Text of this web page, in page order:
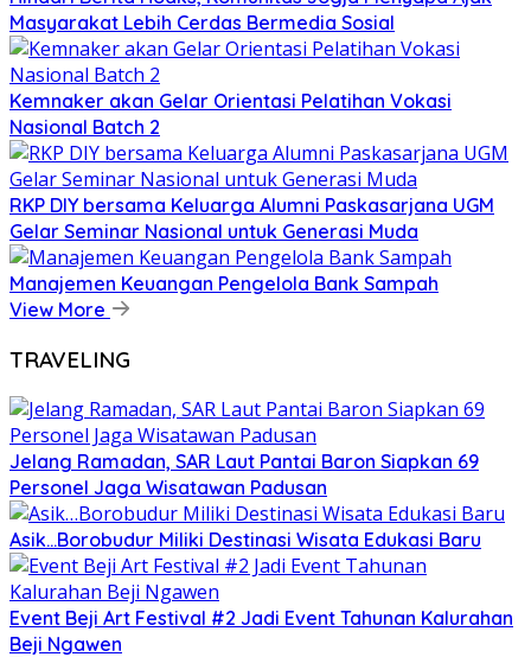
Masyarakat Lebih Cerdas Bermedia Sosial
Kemnaker akan Gelar Orientasi Pelatihan Vokasi
Nasional Batch 2
RKP DIY bersama Keluarga Alumni Paskasarjana UGM
Gelar Seminar Nasional untuk Generasi Muda
Manajemen Keuangan Pengelola Bank Sampah
View More
TRAVELING
Jelang Ramadan, SAR Laut Pantai Baron Siapkan 69
Personel Jaga Wisatawan Padusan
Asik…Borobudur Miliki Destinasi Wisata Edukasi Baru
Event Beji Art Festival #2 Jadi Event Tahunan Kalurahan
Beji Ngawen